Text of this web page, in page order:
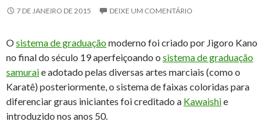
7 DE JANEIRO DE 2015 DEIXE UM COMENTÁRIO
Osistema de graduaçãomoderno foi criado por Jigoro Kano
no final do século 19 aperfeiçoando o sistema de graduação
samuraie adotado pelas diversas artes marciais (como o
Karatê) posteriormente, o sistema de faixas coloridas para
diferenciar graus iniciantes foi creditado a Kawaishie
introduzido nos anos 50.